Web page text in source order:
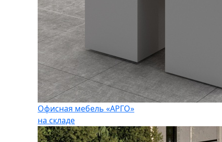
Офисная мебель «АРГО»
на складе